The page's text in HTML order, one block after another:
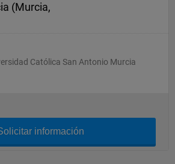
(Murcia,
Católica San Antonio Murcia
información